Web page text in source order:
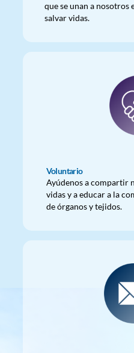
que se unan a nosotros
salvar vidas.
Voluntario
Ayúdenos a compartir
vidas y a educar a la
de órganos y tejidos.